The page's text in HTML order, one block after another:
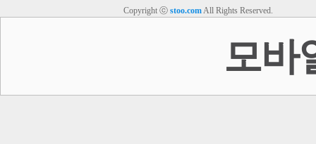
Copyright ⓒ stoo.comAll Rights Reserved.
모바